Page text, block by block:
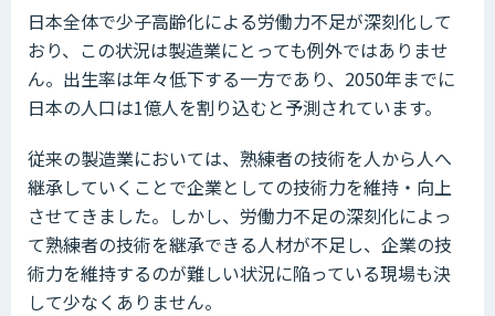
日本全体で少子高齢化による労働力不足が深刻化して
おり、この状況は製造業にとっても例外ではありませ
ん。出生率は年々低下する一方であり、2050年までに
日本の人口は1億人を割り込むと予測されています。
従来の製造業においては、熟練者の技術を人から人へ
継承していくことで企業としての技術力を維持・向上
させてきました。しかし、労働力不足の深刻化によっ
て熟練者の技術を継承できる人材が不足し、企業の技
術力を維持するのが難しい状況に陥っている現場も決
して少なくありません。